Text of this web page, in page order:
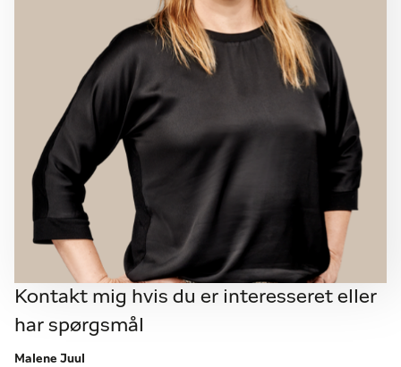
Kontakt mig hvis du er interesseret eller
har spørgsmål
Malene Juul